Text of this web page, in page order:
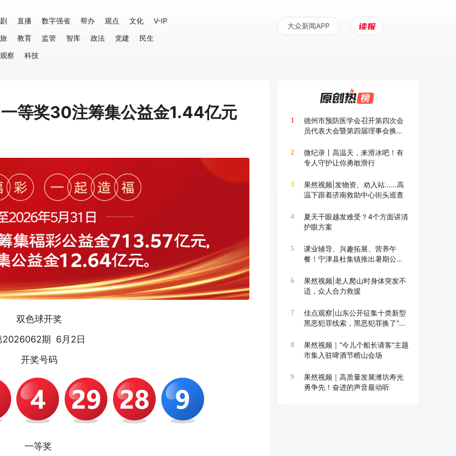
直播 数字强省 帮办 观点 文化
V-IP
教育 监管 智库 政法 党建
民生
观察
科技
大众新闻APP
等奖30注筹集公益金1.44亿元
双色球开奖
2026062期 6月2日
开奖号码
一等奖
1
德州市预防医学会召开第四次会
员代表大会暨第四届理事会换届
2
微纪录丨高温天，来滑冰吧！有
专人守护让你勇敢滑行
3
果然视频|发物资、劝入站……高
温下跟着济南救助中心街头巡查
4
夏天干眼越发难受？4个方面讲清
护眼方案
5
课业辅导、兴趣拓展、营养午
餐！宁津县杜集镇推出暑期公益
6
果然视频|老人爬山时身体突发不
适，众人合力救援
7
佳点观察|山东公开征集十类新型
黑恶犯罪线索，黑恶犯罪换了“马
8
果然视频｜“今儿个船长请客”主题
市集入驻啤酒节崂山会场
9
果然视频｜高质量发展潍坊寿光
勇争先！奋进的声音最动听